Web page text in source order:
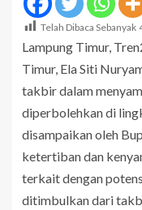
Telah Dibaca Sebanyak
Lampung Timur,
Timur, Ela Siti
takbir dalam
diperbolehkan di
disampaikan oleh
ketertiban dan
terkait dengan
ditimbulkan dari